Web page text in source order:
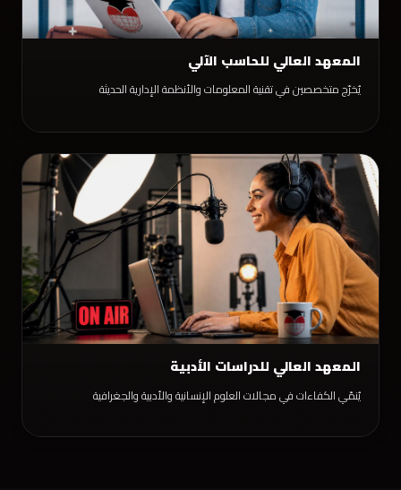
المعهد العالي للحاسب الآلي
يُخرّج متخصصين في تقنية المعلومات والأنظمة الإدارية الحديثة
المعهد العالي للدراسات الأدبية
يُنمّي الكفاءات في مجالات العلوم الإنسانية والأدبية والجغرافية